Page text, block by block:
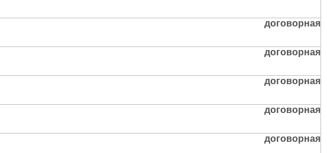
договорная
договорная
договорная
договорная
договорная